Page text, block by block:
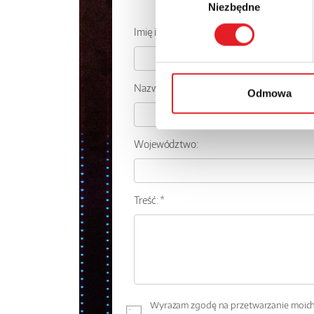
Niezbędne
Odmowa
Imię i nazwisko: *
Nazwa firmy:
Województwo:
Treść: *
Wyrażam zgodę na przetwarzanie